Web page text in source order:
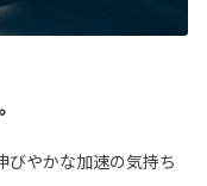
びやかな加速の気持ち